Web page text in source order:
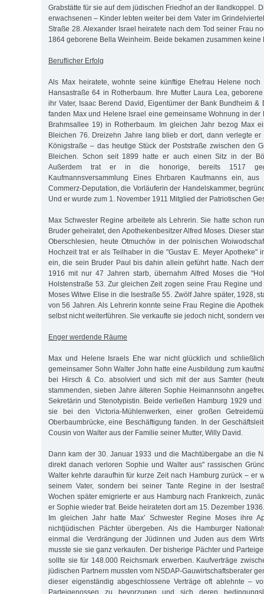
Grabstätte für sie auf dem jüdischen Friedhof an der Ilandkoppel.
erwachsenen – Kinder lebten weiter bei dem Vater im
Straße 28. Alexander Israel heiratete nach dem Tod seiner Frau
1864 geborene Bella Weinheim. Beide bekamen zusammen keine
Beruflicher Erfolg
Als Max heiratete, wohnte seine künftige Ehefrau Helene
Hansastraße 64 in Rotherbaum. Ihre Mutter Laura Lea,
ihr Vater, Isaac Berend David, Eigentümer der Bank Bundheim &
fanden Max und Helene Israel eine gemeinsame Wohnung in der
Brahmsallee 19) in Rotherbaum. Im gleichen Jahr bezog Max
Bleichen 76. Dreizehn Jahre lang blieb er dort, dann verlegte
Königstraße – das heutige Stück der Poststraße zwischen den
Bleichen. Schon seit 1899 hatte er auch einen Sitz in der
Außerdem trat er in die honorige, bereits 1517
Kaufmannsversammlung Eines Ehrbaren Kaufmanns ein,
Commerz-Deputation, die Vorläuferin der Handelskammer,
Und er wurde zum 1. November 1911 Mitglied der Patriotischen
Max Schwester Regine arbeitete als Lehrerin. Sie hatte schon
Bruder geheiratet, den Apothekenbesitzer Alfred Moses. Dieser
Oberschlesien, heute Otmuchów in der polnischen
Hochzeit trat er als Teilhaber in die "Gustav E. Meyer Apotheke"
ein, die sein Bruder Paul bis dahin allein geführt hatte. Nach
1916 mit nur 47 Jahren starb, übernahm Alfred Moses die
Holstenstraße 53. Zur gleichen Zeit zogen seine Frau Regine
Moses Witwe Elise in die Isestraße 55. Zwölf Jahre später, 1928,
von 56 Jahren. Als Lehrerin konnte seine Frau Regine die
selbst nicht weiterführen. Sie verkaufte sie jedoch nicht, sondern
Enger werdende Räume
Max und Helene Israels Ehe war nicht glücklich und
gemeinsamer Sohn Walter John hatte eine Ausbildung zum
bei Hirsch & Co. absolviert und sich mit der aus Samter
stammenden, sieben Jahre älteren Sophie Heimannsohn
Sekretärin und Stenotypistin. Beide verließen Hamburg 1929
sie bei den Victoria-Mühlenwerken, einer großen
Oberbaumbrücke, eine Beschäftigung fanden. In der
Cousin von Walter aus der Familie seiner Mutter, Willy David.
Dann kam der 30. Januar 1933 und die Machtübergabe an die
direkt danach verloren Sophie und Walter aus" rassischen
Walter kehrte daraufhin für kurze Zeit nach Hamburg zurück – er
seinem Vater, sondern bei seiner Tante Regine in der
Wochen später emigrierte er aus Hamburg nach Frankreich,
er Sophie wieder traf. Beide heirateten dort am 15. Dezember 1936.
Im gleichen Jahr hatte Max’ Schwester Regine Moses ihre
nichtjüdischen Pächter übergeben. Als die Hamburger
einmal die Verdrängung der Jüdinnen und Juden aus dem
musste sie sie ganz verkaufen. Der bisherige Pächter und
sollte sie für 148.000 Reichsmark erwerben. Kaufverträge
jüdischen Partnern mussten vom NSDAP-Gauwirtschaftsberater
dieser eigenständig abgeschlossene Verträge oft ablehnte –
Parteigenossen zu bevorzugen und sich deren